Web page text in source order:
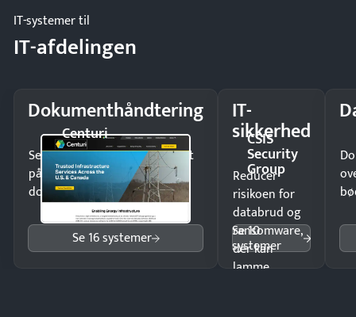
IT-systemer til
IT-afdelingen
Dokumenthåndtering
Centuri
Send kontrakter til underskrift
på minutter og mist ingen
dokumenter.
Se 16 systemer
IT-
sikkerhed
CSIS
Security
Group
Reducer
risikoen for
databrud og
ransomware,
der kan
lamme
Se 10
systemer